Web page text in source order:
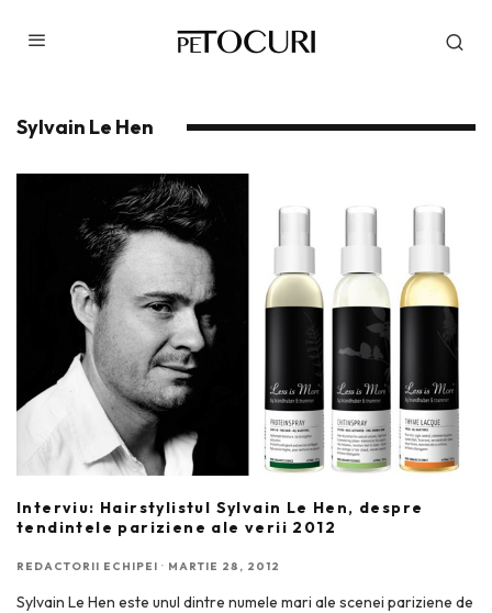
Sylvain Le Hen
Interviu: Hairstylistul Sylvain Le Hen, despre
tendintele pariziene ale verii 2012
REDACTORII ECHIPEI · MARTIE 28, 2012
Sylvain Le Hen este unul dintre numele mari ale scenei pariziene de